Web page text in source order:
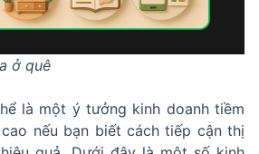
ở quê
là một ý tưởng kinh doanh tiềm
nếu bạn biết cách tiếp cận thị